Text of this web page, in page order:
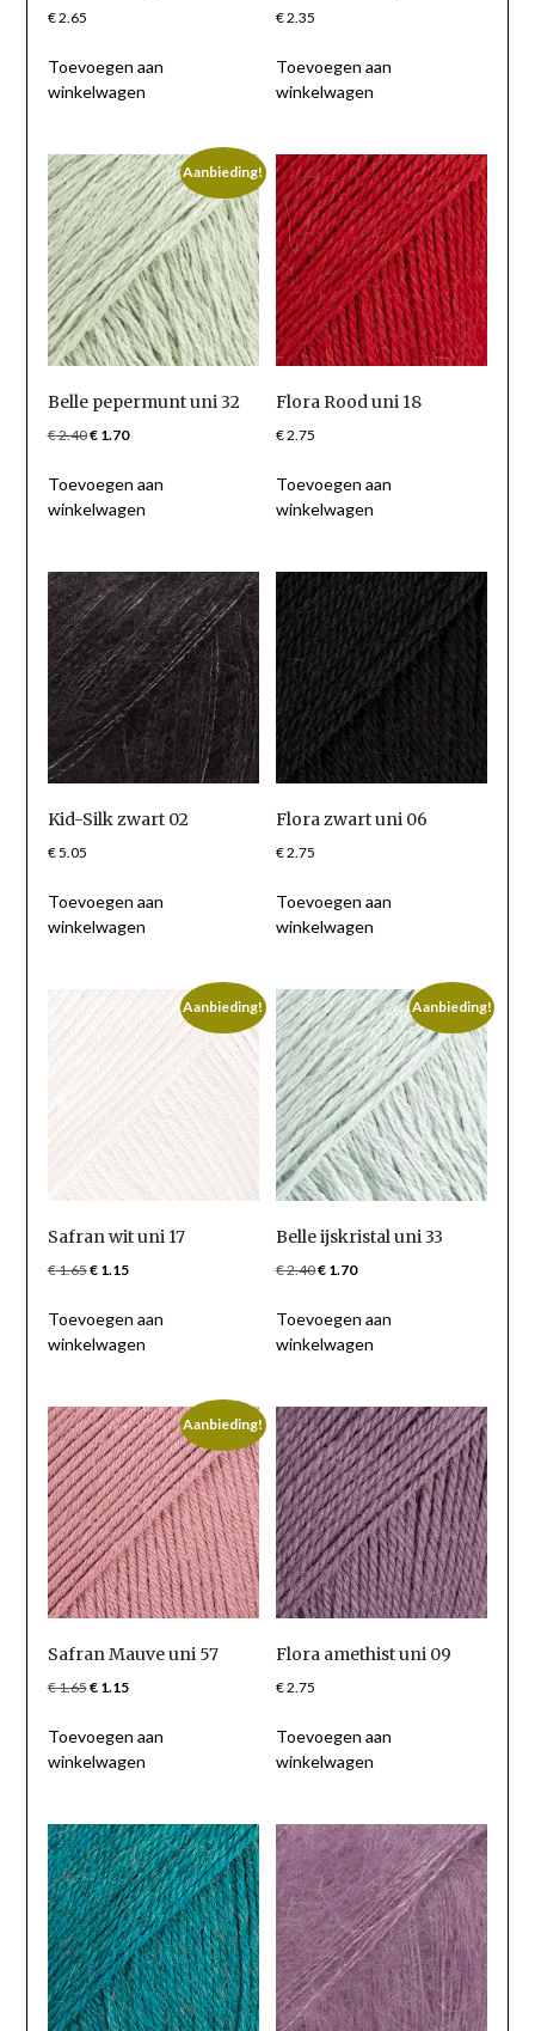
€2.65
Toevoegen aan
winkelwagen
€2.35
Toevoegen aan
winkelwagen
Aanbieding!
Belle pepermunt uni 32
€2.40Oorspronkelijke
was:
€ 2.40.
€1.70Huidige
is:
€ 1.70.
Toevoegen aan
winkelwagen
Flora Rood uni 18
€2.75
Toevoegen aan
winkelwagen
Kid-Silk zwart 02
€5.05
Toevoegen aan
winkelwagen
Flora zwart uni 06
€2.75
Toevoegen aan
winkelwagen
Aanbieding!
Safran wit uni 17
€1.65Oorspronkelijke
was:
€ 1.65.
€1.15Huidige
is:
€ 1.15.
Toevoegen aan
winkelwagen
Aanbieding!
Belle ijskristal uni 33
€2.40Oorspronkelijke
was:
€ 2.40.
€ 1.70Huidige
is:
€ 1.70.
Toevoegen aan
winkelwagen
Aanbieding!
Safran Mauve uni 57
€1.65Oorspronkelijke
was:
€ 1.65.
€1.15Huidige
is:
€ 1.15.
Toevoegen aan
winkelwagen
Flora amethist uni 09
€2.75
Toevoegen aan
winkelwagen